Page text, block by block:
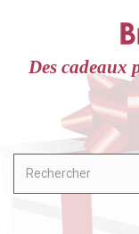
Des cadeaux